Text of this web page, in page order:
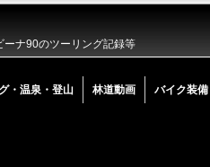
ーナ90のツーリング記録等
・温泉・登山 林道動画 バイク装備